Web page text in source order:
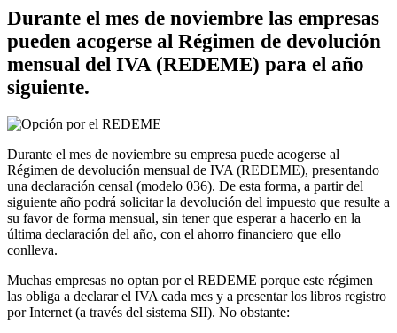
Durante el mes de noviembre las empresas
pueden acogerse al Régimen de devolución
mensual del IVA (REDEME) para el año
siguiente.
Durante el mes de noviembre su empresa puede acogerse al
Régimen de devolución mensual de IVA (REDEME), presentando
una declaración censal (modelo 036). De esta forma, a partir del
siguiente año podrá solicitar la devolución del impuesto que resulte a
su favor de forma mensual, sin tener que esperar a hacerlo en la
última declaración del año, con el ahorro financiero que ello
conlleva.
Muchas empresas no optan por el REDEME porque este régimen
las obliga a declarar el IVA cada mes y a presentar los libros registro
por Internet (a través del sistema SII). No obstante: